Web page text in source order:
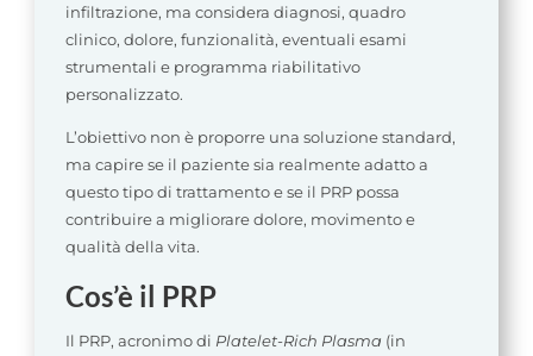
infiltrazione, ma considera diagnosi, quadro
clinico, dolore, funzionalità, eventuali esami
strumentali e programma riabilitativo
personalizzato.
L’obiettivo non è proporre una soluzione standard,
ma capire se il paziente sia realmente adatto a
questo tipo di trattamento e se il PRP possa
contribuire a migliorare dolore, movimento e
qualità della vita.
Cos’è il PRP
Il PRP, acronimo di Platelet-Rich Plasma (in